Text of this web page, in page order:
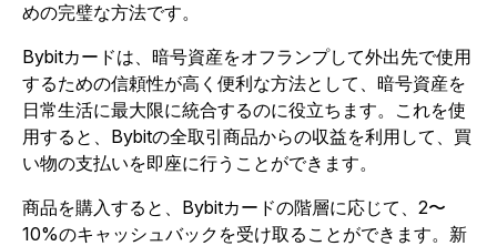
めの完璧な方法です。
Bybitカードは、暗号資産をオフランプして外出先で使用
するための信頼性が高く便利な方法として、暗号資産を
日常生活に最大限に統合するのに役立ちます。これを使
用すると、Bybitの全取引商品からの収益を利用して、買
い物の支払いを即座に行うことができます。
商品を購入すると、Bybitカードの階層に応じて、2〜
10%のキャッシュバックを受け取ることができます。新